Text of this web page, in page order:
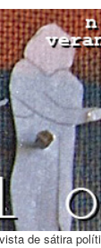
de sátira